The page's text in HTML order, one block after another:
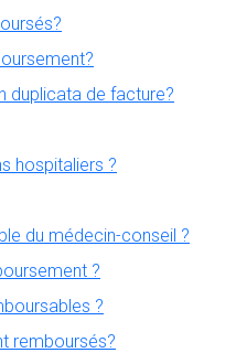
duplicata de facture?
hospitaliers ?
du médecin-conseil ?
?
?
remboursés?